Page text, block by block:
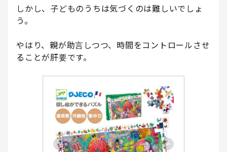
しかし、子どものうちは気づくのは難しいでしょ
う。
やはり、親が助言しつつ、時間をコントロールさせ
ることが肝要です。